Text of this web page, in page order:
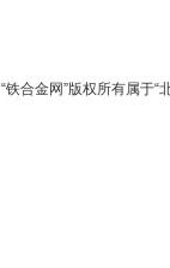
“铁合金网”版权所有属于